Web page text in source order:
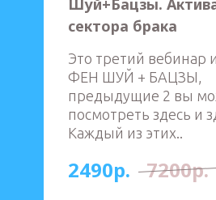
Шуй+Бацзы.
сектора брака
Это третий вебинар
ФЕН ШУЙ + БАЦЗЫ,
предыдущие 2 вы
посмотреть здесь и
Каждый из этих..
2490р. 7200р.